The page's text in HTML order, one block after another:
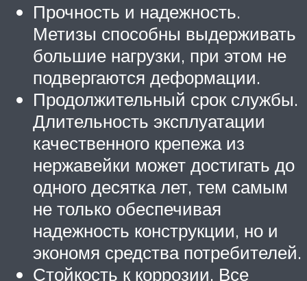
Прочность и надежность.
Метизы способны выдерживать
большие нагрузки, при этом не
подвергаются деформации.
Продолжительный срок службы.
Длительность эксплуатации
качественного крепежа из
нержавейки может достигать до
одного десятка лет, тем самым
не только обеспечивая
надежность конструкции, но и
экономя средства потребителей.
Стойкость к коррозии. Все